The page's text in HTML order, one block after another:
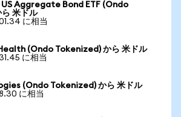
Aggregate Bond ETF (Ondo
米ドル
に相当
(Ondo Tokenized) から 米ドル
に相当
(Ondo Tokenized) から 米ドル
に相当